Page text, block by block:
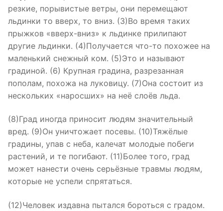
резкие, порывистые ветры, они перемещают
льдинки то вверх, то вниз. (3)Во время таких
прыжков «вверх-вниз» к льдинке прилипают
другие льдинки. (4)Получается что-то похожее на
маленький снежный ком. (5)Это и называют
градиной. (6) Крупная градина, разрезанная
пополам, похожа на луковицу. (7)Она состоит из
нескольких «наросших» на неё слоёв льда.
(8)Град иногда приносит людям значительный
вред. (9)Он уничтожает посевы. (10)Тяжёлые
градины, упав с неба, калечат молодые побеги
растений, и те погибают. (11)Более того, град
может нанести очень серьёзные травмы людям,
которые не успели спрятаться.
(12)Человек издавна пытался бороться с градом.